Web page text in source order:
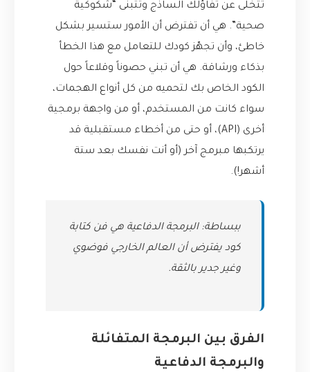
تتخلى عن تفاؤلك الساذج وتتبنى “شكوكية
صحية”. هي أن تفترض أن الأمور ستسير بشكل
خاطئ، وأن تجهّز كودك للتعامل مع هذا الخطأ
بذكاء ورشاقة. هي أن تبني حصوناً وقلاعاً حول
الكود الخاص بك لتحميه من كل أنواع الهجمات،
سواء كانت من المستخدم، أو من واجهة برمجية
أخرى (API)، أو حتى من أخطاء مستقبلية قد
يرتكبها مبرمج آخر (أو أنت نفسك بعد ستة
أشهر!).
ببساطة: البرمجة الدفاعية هي فن كتابة
كود يفترض أن العالم الخارجي فوضوي
وغير جدير بالثقة.
الفرق بين البرمجة المتفائلة
والبرمجة الدفاعية